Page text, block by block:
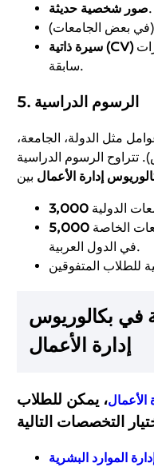
صور شخصية حديثة.
سيرة ذاتية (CV)إذا كان هناك أنشطة إضافية أو خبرات
سابقة.
5. الرسوم الدراسية
مثل الدولة، الجامعة،
الرسوم الدراسية
إدارة الأعمال
الخاصة
في الدول العربية.
في بكالوريوس
إدارة الأعمال
الأعمال، يمكن للطلاب
التخصصات التالية
الموارد البشرية